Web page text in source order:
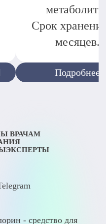
Подробнее
Срок
месяцев.
ВРАЧАМ
ЭКСПЕРТЫ
- средство для